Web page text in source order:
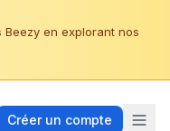
en explorant nos
Créer un compte